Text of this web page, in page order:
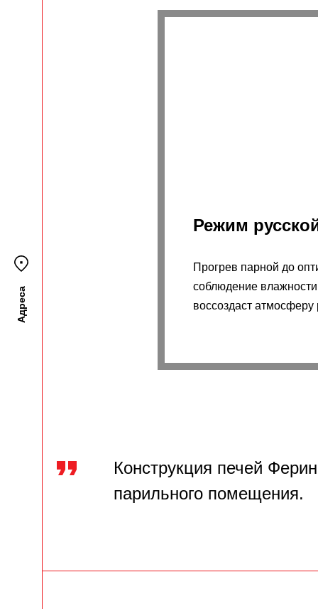
Адреса
Режим
Прогрев парной до
соблюдение
воссоздаст атмосферу
Конструкция печей
парильного помещения.